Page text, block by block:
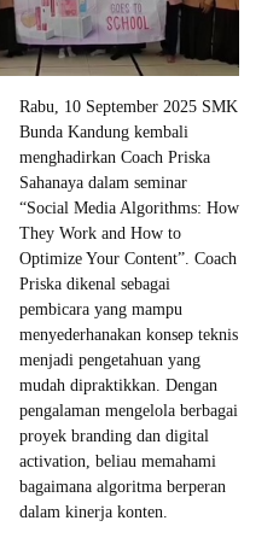
Rabu, 10 September 2025 SMK
Bunda Kandung kembali
menghadirkan Coach Priska
Sahanaya dalam seminar
“Social Media Algorithms: How
They Work and How to
Optimize Your Content”. Coach
Priska dikenal sebagai
pembicara yang mampu
menyederhanakan konsep teknis
menjadi pengetahuan yang
mudah dipraktikkan. Dengan
pengalaman mengelola berbagai
proyek branding dan digital
activation, beliau memahami
bagaimana algoritma berperan
dalam kinerja konten.